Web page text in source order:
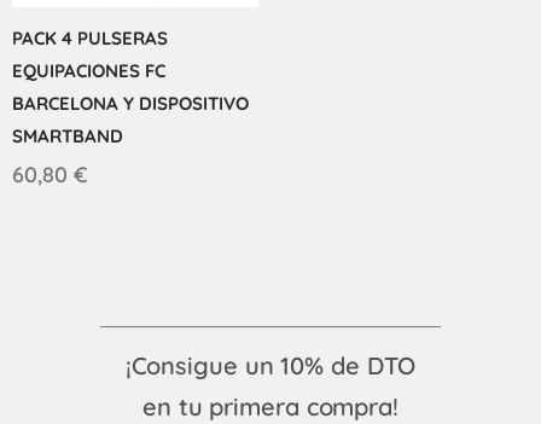
PACK 4 PULSERAS
EQUIPACIONES FC
BARCELONA Y DISPOSITIVO
SMARTBAND
60,80 €
¡Consigue un 10% de DTO
en tu primera compra!